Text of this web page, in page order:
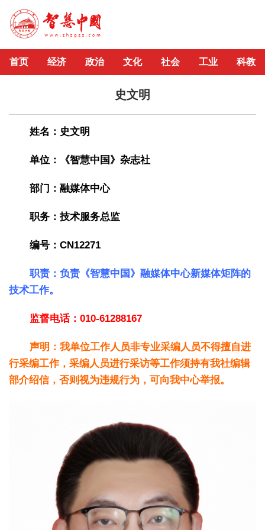
首页 经济 政治 文化 社会 工业 科教
史文明
姓名：史文明
单位：《智慧中国》杂志社
部门：融媒体中心
职务：技术服务总监
编号：CN12271
职责：负责《智慧中国》融媒体中心新媒体矩阵的
技术工作。
监督电话：010-61288167
声明：我单位工作人员非专业采编人员不得擅自进
行采编工作，采编人员进行采访等工作须持有我社编辑
部介绍信，否则视为违规行为，可向我中心举报。